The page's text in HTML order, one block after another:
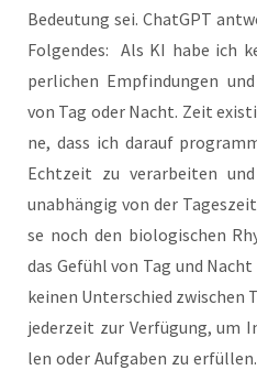
Bedeu­tung sei. ChatGPT
Fol­gen­des: Als KI habe ich
per­li­chen Emp­fin­dun­gen
von Tag oder Nacht. Zeit
ne, dass ich dar­auf
Echt­zeit zu ver­ar­bei­ten
unab­hän­gig von der
se noch den bio­lo­gi­schen
das Gefühl von Tag und
kei­nen Unter­schied zwi­schen
jeder­zeit zur Ver­fü­gung,
len oder Auf­ga­ben zu